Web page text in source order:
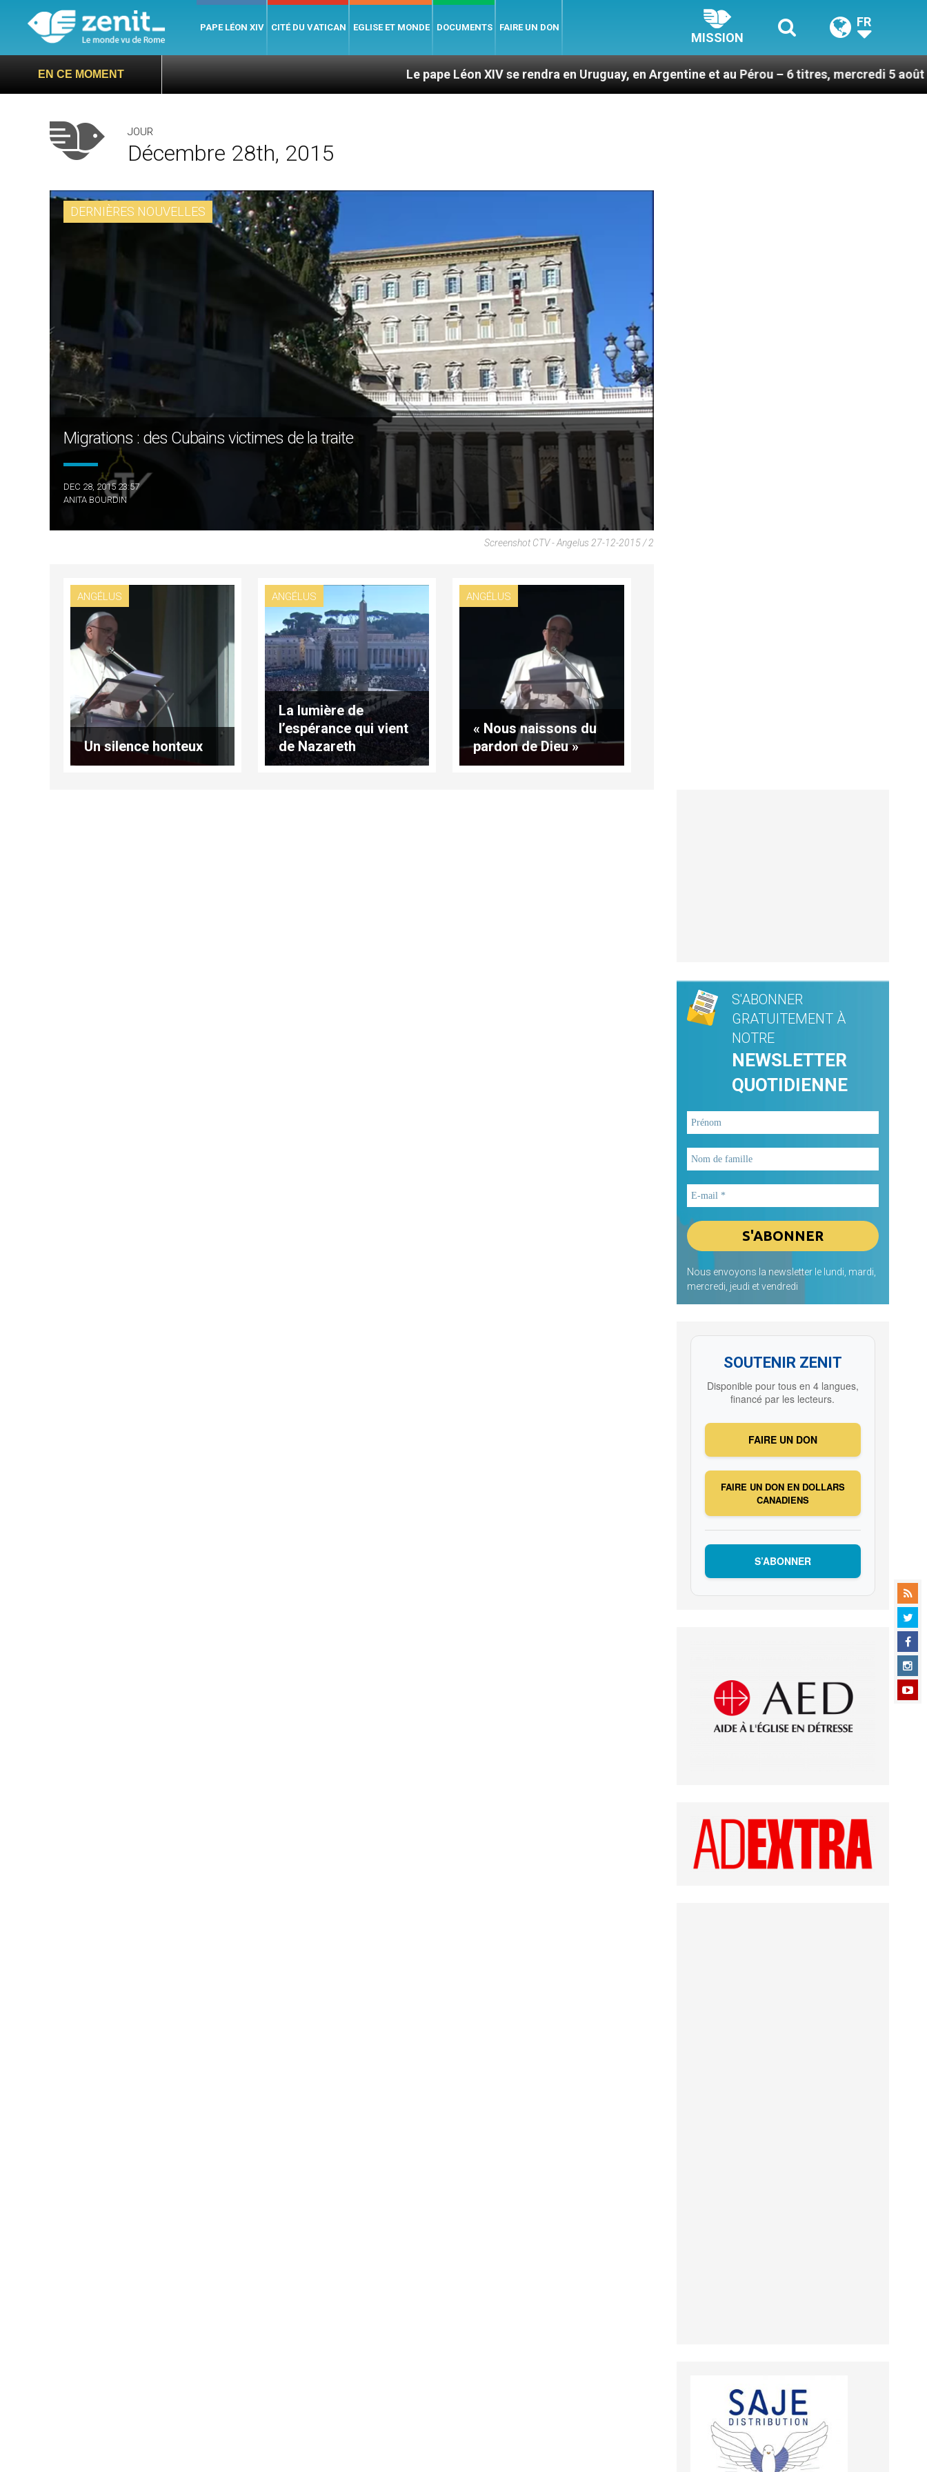
PAPE LÉON XIV CITÉ DU VATICAN EGLISE ET MONDE DOCUMENTS FAIRE UN DON
MISSION
FR
EN CE MOMENT Le pape Léon XIV se rendra en Uruguay, en Argentine et au Pérou – 6 titres, mercredi 5 août 2026
JOUR
Décembre 28th, 2015
DERNIÈRES NOUVELLES
Migrations : des Cubains victimes de la traite
DEC 28, 2015 23:57
ANITA BOURDIN
Screenshot CTV - Angelus 27-12-2015 / 2
ANGÉLUS
Un silence honteux
ANGÉLUS
La lumière de
l’espérance qui vient
de Nazareth
ANGÉLUS
« Nous naissons du
pardon de Dieu »
S'ABONNER
GRATUITEMENT À
NOTRE
NEWSLETTER
QUOTIDIENNE
Nous envoyons la newsletter le lundi, mardi,
mercredi, jeudi et vendredi
SOUTENIR ZENIT
Disponible pour tous en 4 langues,
financé par les lecteurs.
FAIRE UN DON
FAIRE UN DON EN DOLLARS
CANADIENS
S’ABONNER